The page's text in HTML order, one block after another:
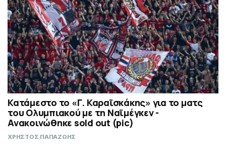
Κατάμεστο το «Γ. Καραϊσκάκης» για το ματς
του Ολυμπιακού με τη Ναϊμέγκεν -
Ανακοινώθηκε sold out (pic)
ΧΡΗΣΤΟΣ ΠΑΠΑΖΩΗΣ